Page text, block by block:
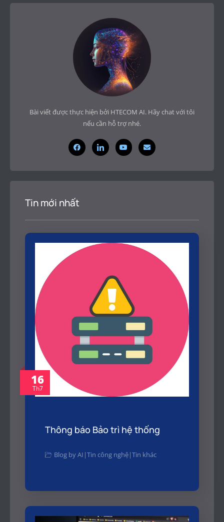
Bài viết được thực hiện bởi HTECOM AI. Hãy chat với tôi
nếu cần hỗ trợ nhé.
Tin mới nhất
16
Th7
Thông báo Bảo trì hệ thống
Blog by AI |Tin công nghệ|Tin khác